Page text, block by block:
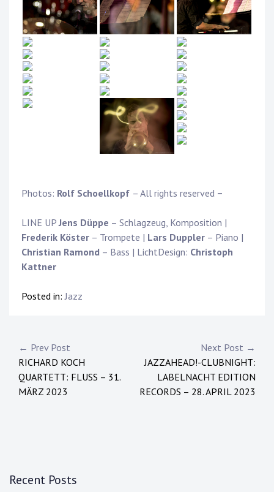
Photos: Rolf Schoellkopf – All rights reserved –
LINE UPJens Düppe – Schlagzeug, Komposition |
Frederik Köster – Trompete | Lars Duppler – Piano |
Christian Ramond – Bass | LichtDesign: Christoph
Kattner
Posted in:Jazz
Post
navigation
← Prev Post
RICHARD KOCH
QUARTETT: FLUSS – 31.
MÄRZ 2023
Next Post →
JAZZAHEAD!-CLUBNIGHT:
LABELNACHT EDITION
RECORDS – 28. APRIL 2023
Recent Posts